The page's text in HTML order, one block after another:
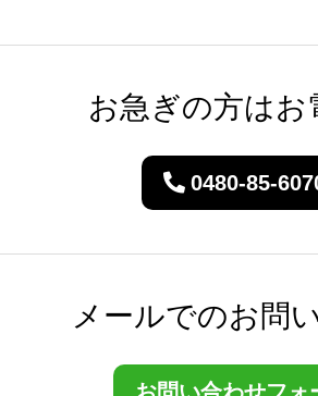
お急ぎの方はお
0480-85-
メールでのお問